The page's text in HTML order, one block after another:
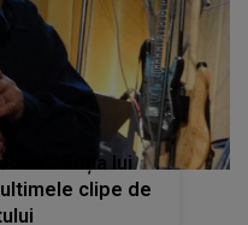
Soția lui